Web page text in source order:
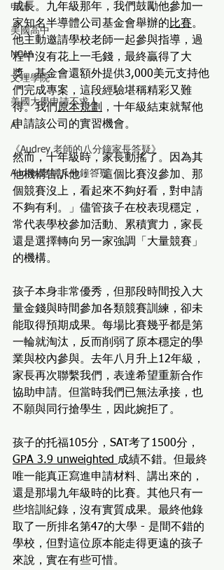
申請
美國高中
NCAA
文理學院
美國大學申請不求人
AI
《Audrey 老師的八分鐘家長答疑》
Audrey老師八分鐘答疑
成長。九年級那年，我們鼓勵他參加一
家知名半導體公司基金會舉辦的 比賽。
他主動邀請學校老師一起參與指導，過
程中沒有花上一毛錢，最終贏得了大
獎。基金會還額外提供3,000美元支持他
們完成專案，這段經驗堪稱精彩又難
得。我們原本規劃
，十年級結束就幫他
申請該公司的實習機會。
然而，十年級時，家長動搖了。因為其
他機構告訴他：「這個比賽沒參加、那
個競賽沒上，看起來不夠好看，對申請
不夠有利。」儘管孩子在校表現穩定，
常代表學校參加活動、累積實力，家長
還是選擇轉向另一家強調「大量競賽」
的機構。
孩子本身非常優秀，但那段時間投入大
量金錢與時間參加各類競賽訓練，卻未
能取得預期成果。每場比賽幾乎都是第
一輪就淘汰，反而削弱了原本穩定的學
業與校內參與。去年八月升上12年級，
家長再次聯繫我們，表達希望重新合作
協助申請。但當時我們已無法承接，也
不願與同行搶學生，因此婉拒了。
孩子的托福105分，SAT考了1500分，
GPA 3.9 unweighted 成績不錯。但最終
唯一能真正寫進申請材料、講出來的，
還是那場九年級時的比賽。其他只有一
些培訓紀錄，沒有實質成果。最終他錄
取了一所排名第47的大學 - 是間不錯的
學校，但對這位原本能走得更遠的孩子
來說，實在有些可惜。